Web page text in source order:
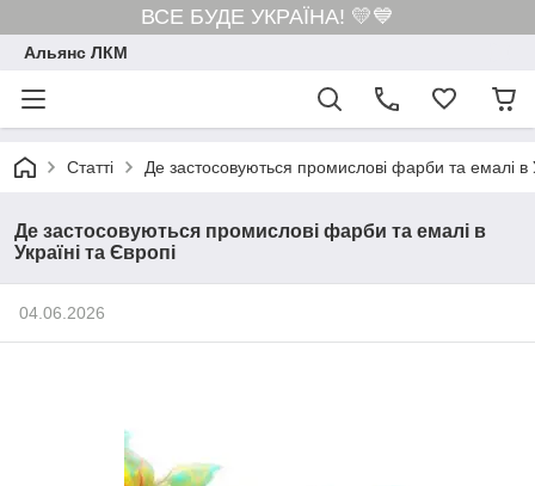
ВСЕ БУДЕ УКРАЇНА! 💛💙
Альянс ЛКМ
Статті Де застосовуються промислові фарби та емалі в
Де застосовуються промислові фарби та емалі в
Україні та Європі
04.06.2026